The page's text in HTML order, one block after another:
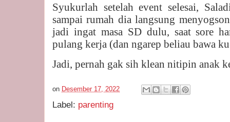
Syukurlah setelah event selesai,
sampai rumah dia langsung
jadi ingat masa SD dulu, saat sore
pulang kerja (dan ngarep beliau bawa
Jadi, pernah gak sih klean nitipin anak
on Desember 17, 2022
Label: parenting